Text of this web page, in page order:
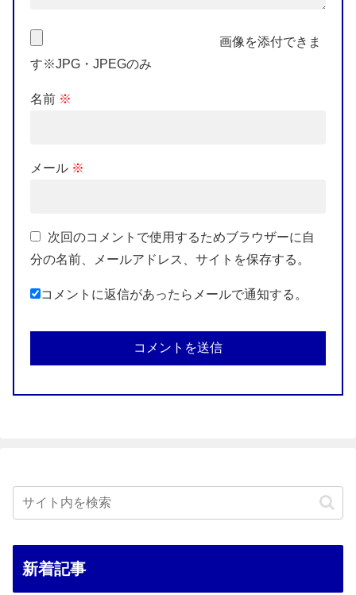
画像を添付できま
す※JPG・JPEGのみ
名前 ※
メール ※
次回のコメントで使用するためブラウザーに自
分の名前、メールアドレス、サイトを保存する。
コメントに返信があったらメールで通知する。
新着記事